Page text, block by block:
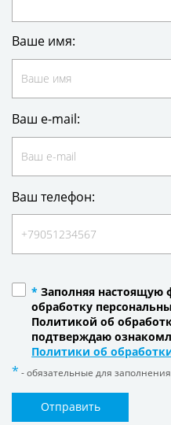
Ваше имя:
Ваш e-mail:
Ваш телефон:
* Заполняя настоящую
обработку
Политикой об
подтверждаю
Политики об
- обязательные для
Отправить